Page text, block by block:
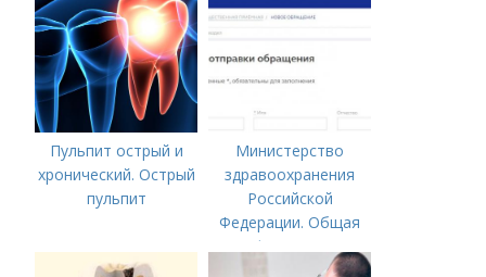
Пульпит острый и
хронический. Острый
пульпит
Министерство
здравоохранения
Российской
Федерации. Общая
информация о
Министерстве